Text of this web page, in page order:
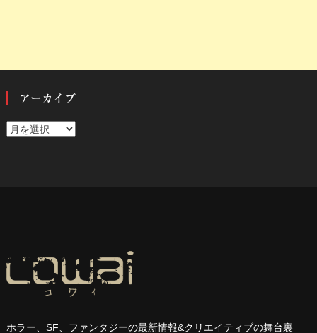
アーカイブ
ア
ホラー、SF 、ファンタジーの最新情報&クリエイティブの舞台裏